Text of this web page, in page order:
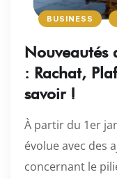
BUSINESS
Nouveautés
: Rachat,
savoir !
À partir du 1er
évolue avec des
concernant le